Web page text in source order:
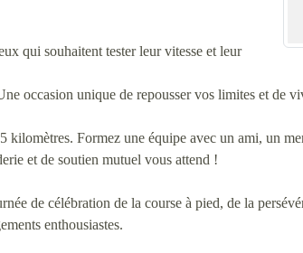
qui souhaitent tester leur vitesse et leur
occasion unique de repousser vos limites et de
Formez une équipe avec un ami, un
et de soutien mutuel vous attend !
de célébration de la course à pied, de la
enthousiastes.